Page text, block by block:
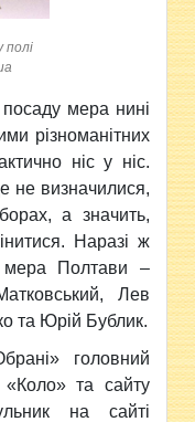
полі
мера нині
різноманітних
ніс у ніс.
не визначилися,
а значить,
Наразі ж
мера Полтави –
Лев
та Юрій Бублик.
головний
«Коло» та сайту
на сайті